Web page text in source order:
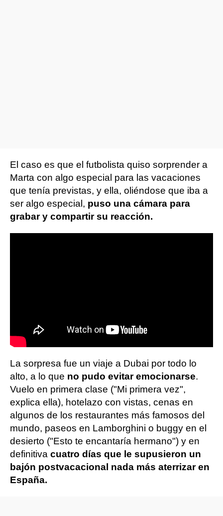
El caso es que el futbolista quiso sorprender a
Marta con algo especial para las vacaciones
que tenía previstas, y ella, oliéndose que iba a
ser algo especial, puso una cámara para
grabar y compartir su reacción.
La sorpresa fue un viaje a Dubai por todo lo
alto, a lo que no pudo evitar emocionarse.
Vuelo en primera clase ("Mi primera vez",
explica ella), hotelazo con vistas, cenas en
algunos de los restaurantes más famosos del
mundo, paseos en Lamborghini o buggy en el
desierto ("Esto te encantaría hermano") y en
definitiva cuatro días que le supusieron un
bajón postvacacional nada más aterrizar en
España.